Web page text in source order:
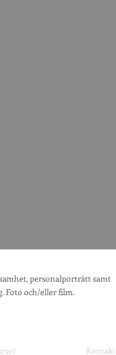
personalporträtt samt
Foto och/eller film.
Kontakt